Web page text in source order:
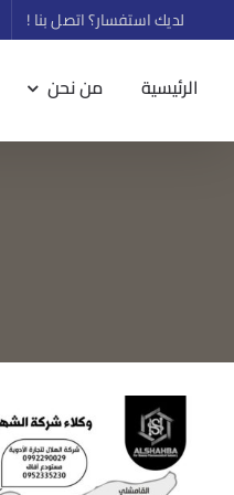
to
content
لديك استفسار؟ اتصل بنا !
الرئيسية من نحن